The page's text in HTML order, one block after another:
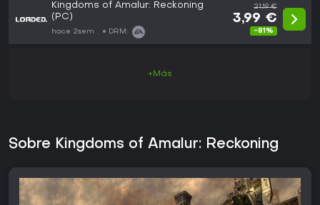
Kingdoms of Amalur: Reckoning
(PC)
hace 2sem DRM:
21,19 €
3,99 €
-81%
+Más
Sobre Kingdoms of Amalur: Reckoning